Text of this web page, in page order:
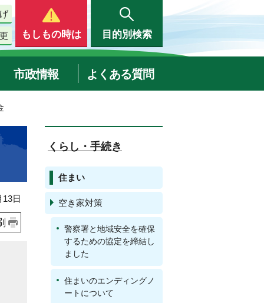
もしもの時は 目的別検索
市政情報 よくある質問
日
くらし・手続き
住まい
空き家対策
警察署と地域安全を確保
するための協定を締結し
ました
住まいのエンディングノ
ートについて